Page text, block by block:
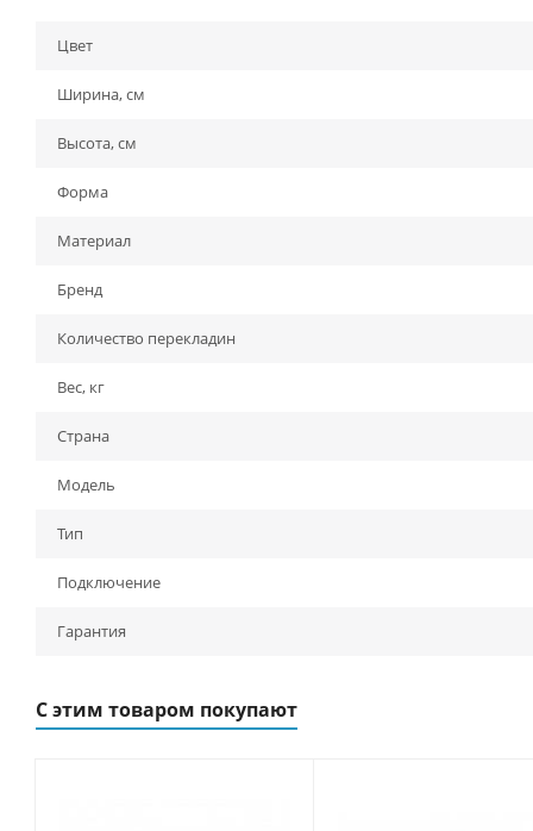
Цвет
Ширина, см
Высота, см
Форма
Материал
Бренд
Количество перекладин
Вес, кг
Страна
Модель
Тип
Подключение
Гарантия
С этим товаром покупают